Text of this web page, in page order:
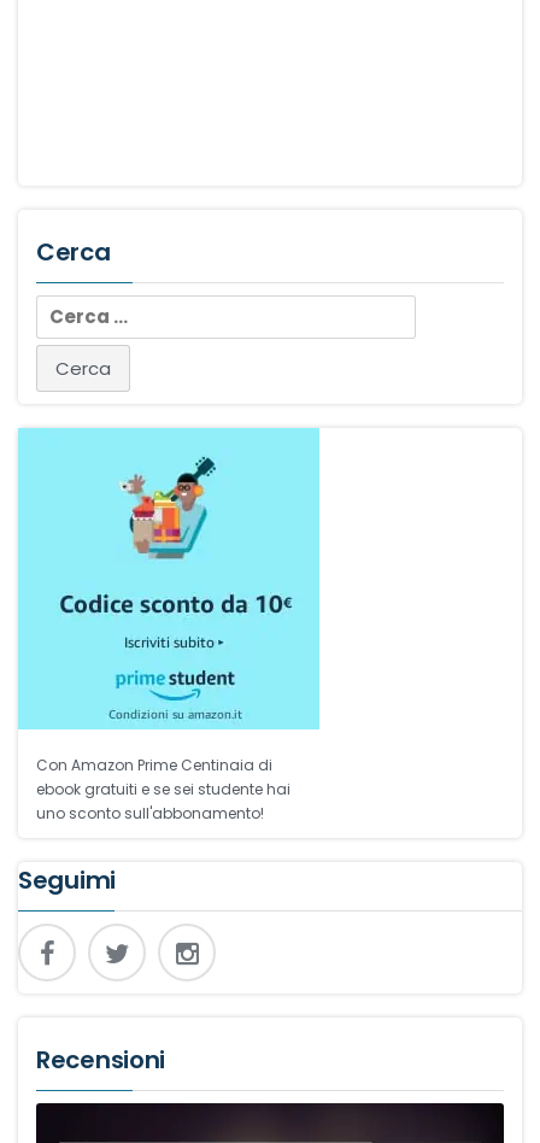
Cerca
Ricerca
per:
Con Amazon Prime Centinaia di
ebook gratuiti e se sei studente hai
uno sconto sull'abbonamento!
Seguimi
Recensioni